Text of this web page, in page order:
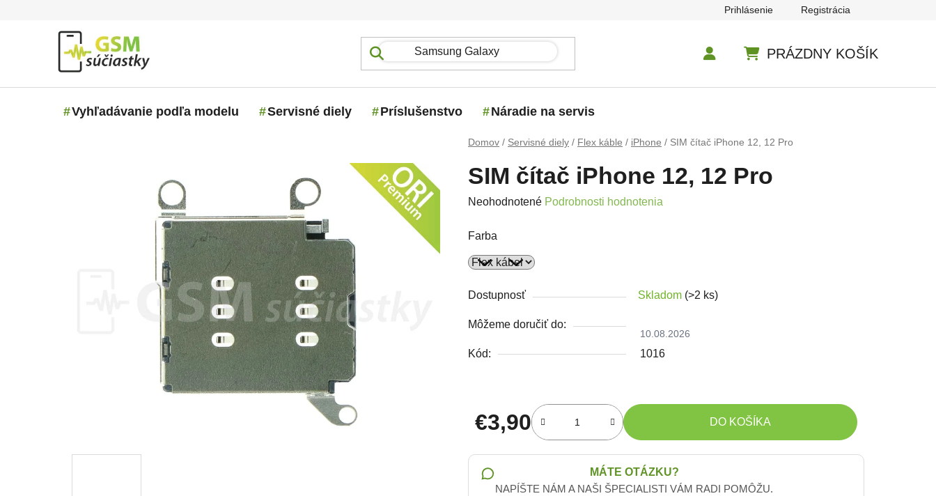
Prihlásenie Registrácia
PRÁZDNY KOŠÍK
Vyhľadávanie podľa modelu Servisné diely Príslušenstvo Náradie na servis
Domov / Servisné diely / Flex káble / iPhone / SIM čítač iPhone 12, 12 Pro
SIM čítač iPhone 12, 12 Pro
Priemerné hodnotenie produktu je 0,0 z 5 hviezdičiek.
Neohodnotené Podrobnosti hodnotenia
Farba
Dostupnosť Skladom (>2 ks)
Môžeme doručiť do:
10.08.2026
Kód: 1016
€3,90
Jednotková cena:
DO KOŠÍKA
MÁTE OTÁZKU?
NAPÍŠTE NÁM A NAŠI ŠPECIALISTI VÁM RADI POMÔŽU.